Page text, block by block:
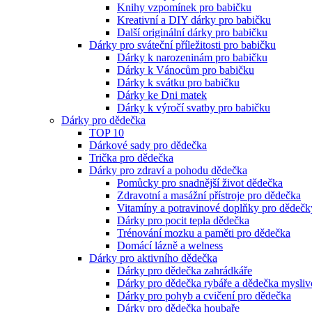
Knihy vzpomínek pro babičku
Kreativní a DIY dárky pro babičku
Další originální dárky pro babičku
Dárky pro sváteční příležitosti pro babičku
Dárky k narozeninám pro babičku
Dárky k Vánocům pro babičku
Dárky k svátku pro babičku
Dárky ke Dni matek
Dárky k výročí svatby pro babičku
Dárky pro dědečka
TOP 10
Dárkové sady pro dědečka
Trička pro dědečka
Dárky pro zdraví a pohodu dědečka
Pomůcky pro snadnější život dědečka
Zdravotní a masážní přístroje pro dědečka
Vitamíny a potravinové doplňky pro
Dárky pro pocit tepla dědečka
Trénování mozku a paměti pro dědečka
Domácí lázně a welness
Dárky pro aktivního dědečka
Dárky pro dědečka zahrádkáře
Dárky pro dědečka rybáře a dědečka
Dárky pro pohyb a cvičení pro dědečka
Dárky pro dědečka houbaře